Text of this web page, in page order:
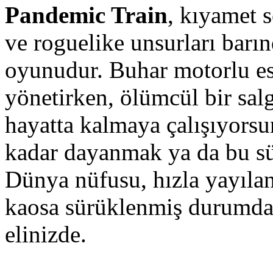
Pandemic Train, kıyamet
ve roguelike unsurları
oyunudur. Buhar motorlu
yönetirken, ölümcül bir
hayatta kalmaya
kadar dayanmak ya da bu
Dünya nüfusu, hızla
kaosa sürüklenmiş
elinizde.